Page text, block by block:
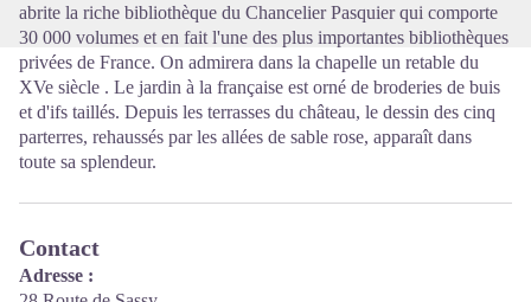
abrite la riche bibliothèque du Chancelier Pasquier qui comporte
30 000 volumes et en fait l'une des plus importantes bibliothèques
privées de France. On admirera dans la chapelle un retable du
XVe siècle . Le jardin à la française est orné de broderies de buis
et d'ifs taillés. Depuis les terrasses du château, le dessin des cinq
parterres, rehaussés par les allées de sable rose, apparaît dans
toute sa splendeur.
Contact
Adresse :